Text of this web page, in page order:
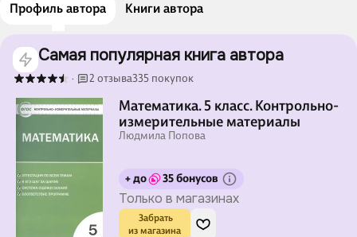
Профиль автора Книги автора
Самая популярная книга автора
· 2 отзыва335 покупок
Математика. 5 класс. Контрольно-
измерительные материалы
Людмила Попова
+ до 35 бонусов
Только в магазинах
Забрать
из магазина